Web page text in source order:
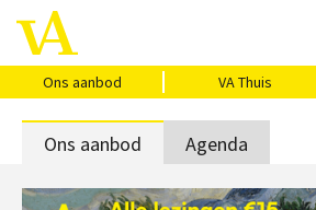
Ons aanbod VA Thuis
Home
Ons aanbod
Agenda
VAthuis
Over ons
Vragen?
Cadeaubon
Ons aanbod Agenda